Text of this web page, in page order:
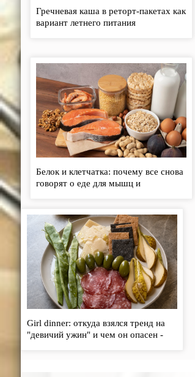
Гречневая каша в реторт-пакетах как
вариант летнего питания
Белок и клетчатка: почему все снова
говорят о еде для мышц и
Girl dinner: откуда взялся тренд на
"девичий ужин" и чем он опасен -